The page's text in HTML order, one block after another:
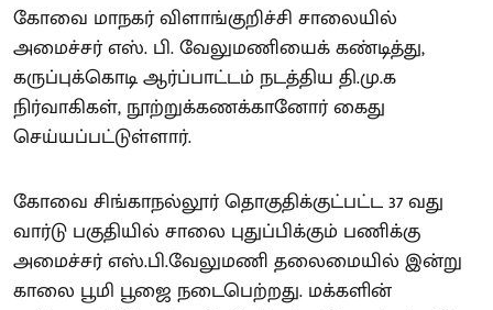
கோவை மாநகர் விளாங்குறிச்சி சாலையில்
அமைச்சர் எஸ். பி. வேலுமணியைக் கண்டித்து,
கருப்புக்கொடி ஆர்ப்பாட்டம் நடத்திய தி.மு.க
நிர்வாகிகள், நூற்றுக்கணக்கானோர் கைது
செய்யப்பட்டுள்ளார்.
கோவை சிங்காநல்லூர் தொகுதிக்குட்பட்ட 37 வது
வார்டு பகுதியில் சாலை புதுப்பிக்கும் பணிக்கு
அமைச்சர் எஸ்.பி.வேலுமணி தலைமையில் இன்று
காலை பூமி பூஜை நடைபெற்றது. மக்களின்